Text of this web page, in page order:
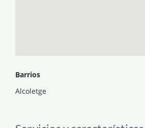
Barrios
Alcoletge